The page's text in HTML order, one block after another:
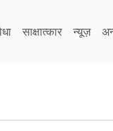
साक्षात्‍कार न्यूज़